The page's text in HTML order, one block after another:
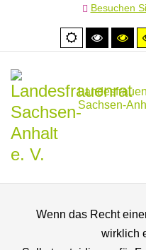
Besuchen
Normale
Ansicht
Hoher
Kontrast
Sachsen-
Wenn das Recht
wirklich